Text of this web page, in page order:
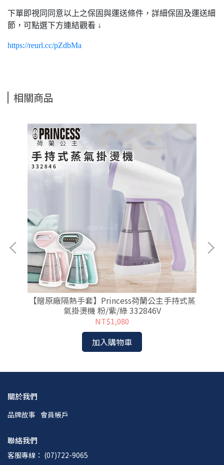
下單即視同同意以上之保固與運送條件，詳細保固及運送細
節，可點選下方連結觀看 ↓
https://reurl.cc/pZdbMa
相關商品
【贈原廠隔熱手套】Princess荷蘭公主手持式蒸
氣掛燙機 粉/紫/綠 332846V
NT$1,080
加入購物車
關於我們
品牌故事 會員帳戶
聯絡我們
客服專線： (07)722-9065